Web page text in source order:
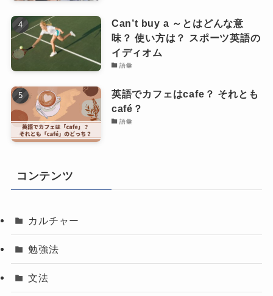
Can’t buy a ～とはどんな意
味？ 使い方は？ スポーツ英語の
イディオム
語彙
英語でカフェはcafe？ それとも
café？
語彙
コンテンツ
カルチャー
勉強法
文法